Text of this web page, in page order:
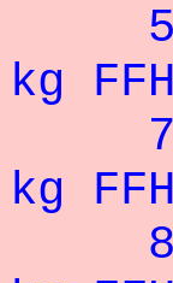
5°
kg
7°
kg
8°